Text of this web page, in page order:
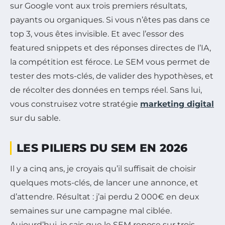
sur Google vont aux trois premiers résultats,
payants ou organiques. Si vous n’êtes pas dans ce
top 3, vous êtes invisible. Et avec l’essor des
featured snippets et des réponses directes de l’IA,
la compétition est féroce. Le SEM vous permet de
tester des mots-clés, de valider des hypothèses, et
de récolter des données en temps réel. Sans lui,
vous construisez votre stratégie marketing digital
sur du sable.
LES PILIERS DU SEM EN 2026
Il y a cinq ans, je croyais qu’il suffisait de choisir
quelques mots-clés, de lancer une annonce, et
d’attendre. Résultat : j’ai perdu 2 000€ en deux
semaines sur une campagne mal ciblée.